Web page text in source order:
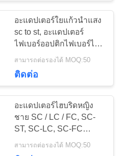
ใยแก้วนำ
มาก
107
100
อะแดปเตอร์ใยแก้วนำแสง
sc to st, อะแดปเตอร์
ไฟเบอร์ออปติกไฟเบอร์ไฮ
บริด, หญิงถึงเพศหญิงตาม
สามารถต่อรองได้ MOQ:50
ติดต่อ
อะแดปเตอร์ไฮบริดหญิง
ชาย SC / LC / FC, SC-
ST, SC-LC, SC-FC
couplers ใยแก้วนำแสง,
สามารถต่อรองได้ MOQ:50